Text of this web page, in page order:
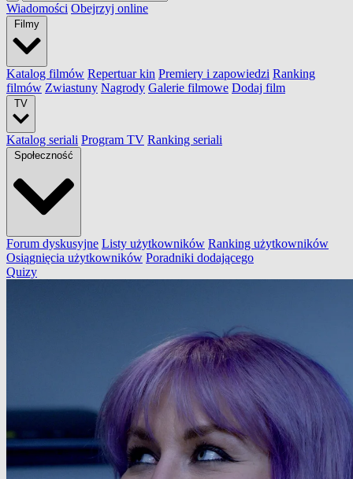
Wiadomości Obejrzyj online
Filmy
Katalog filmów Repertuar kin Premiery i zapowiedzi Ranking
filmów Zwiastuny Nagrody Galerie filmowe Dodaj film
TV
Katalog seriali Program TV Ranking seriali
Społeczność
Forum dyskusyjne Listy użytkowników Ranking użytkowników
Osiągnięcia użytkowników Poradniki dodającego
Quizy